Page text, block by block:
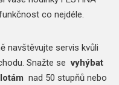
co nejdéle.
navštěvujte servis kvůli
Snažte sevyhýbat
nad 50 stupňů nebo